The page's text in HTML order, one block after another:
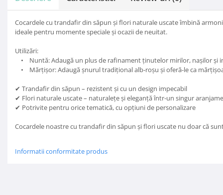
Cocardele cu trandafir din săpun și flori naturale uscate îmbină
ideale pentru momente speciale și ocazii de neuitat.
Utilizări:
• Nuntă: Adaugă un plus de rafinament ținutelor mirilor, nașilor și
• Mărțișor: Adaugă șnurul tradițional alb-roșu și oferă-le ca
✔ Trandafir din săpun – rezistent și cu un design impecabil
✔ Flori naturale uscate – naturalețe și eleganță într-un singur
✔ Potrivite pentru orice tematică, cu opțiuni de personalizare
Cocardele noastre cu trandafir din săpun și flori uscate nu doar că
Informatii conformitate produs